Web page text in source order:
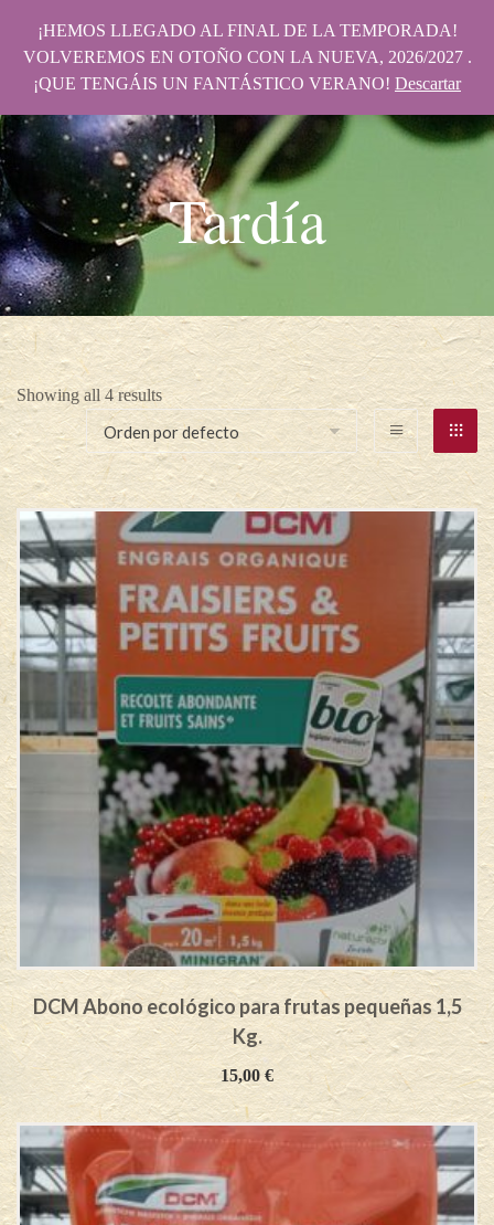
Tardía
Showing all 4 results
DCM Abono ecológico para frutas pequeñas 1,5
Kg.
15,00 €
¡HEMOS LLEGADO AL FINAL DE LA TEMPORADA!
VOLVEREMOS EN OTOÑO CON LA NUEVA, 2026/2027 .
¡QUE TENGÁIS UN FANTÁSTICO VERANO! Descartar